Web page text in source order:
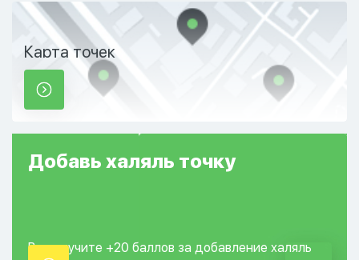
Карта точек
Добавь халяль точку
Вы получите +20 баллов за добавление халяль